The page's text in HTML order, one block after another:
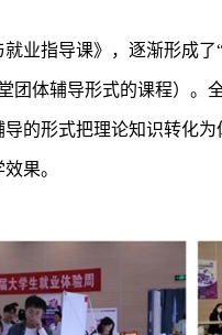
指导课》，逐渐形成了
团体辅导形式的课程）
的形式把理论知识转化
果。